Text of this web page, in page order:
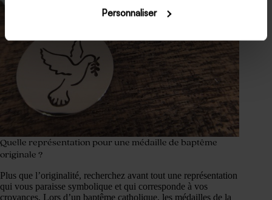
Personnaliser
Quelle représentation pour une médaille de baptême
originale ?
Plus que l’originalité, recherchez avant tout une représentation
qui vous paraisse symbolique et qui corresponde à vos
croyances. Lors d’un baptême catholique, les médailles de la